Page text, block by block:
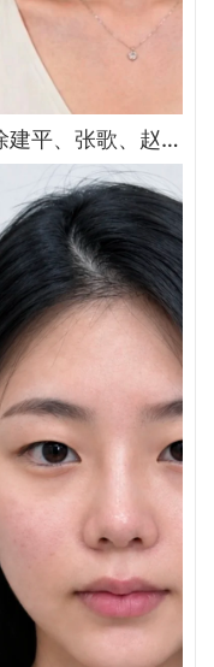
郑州注射抗衰哪个医生最好？徐建平、张歌、赵永华、张婉霞、王妍芝、唐喜、李娟、朱怡梦哪个好？